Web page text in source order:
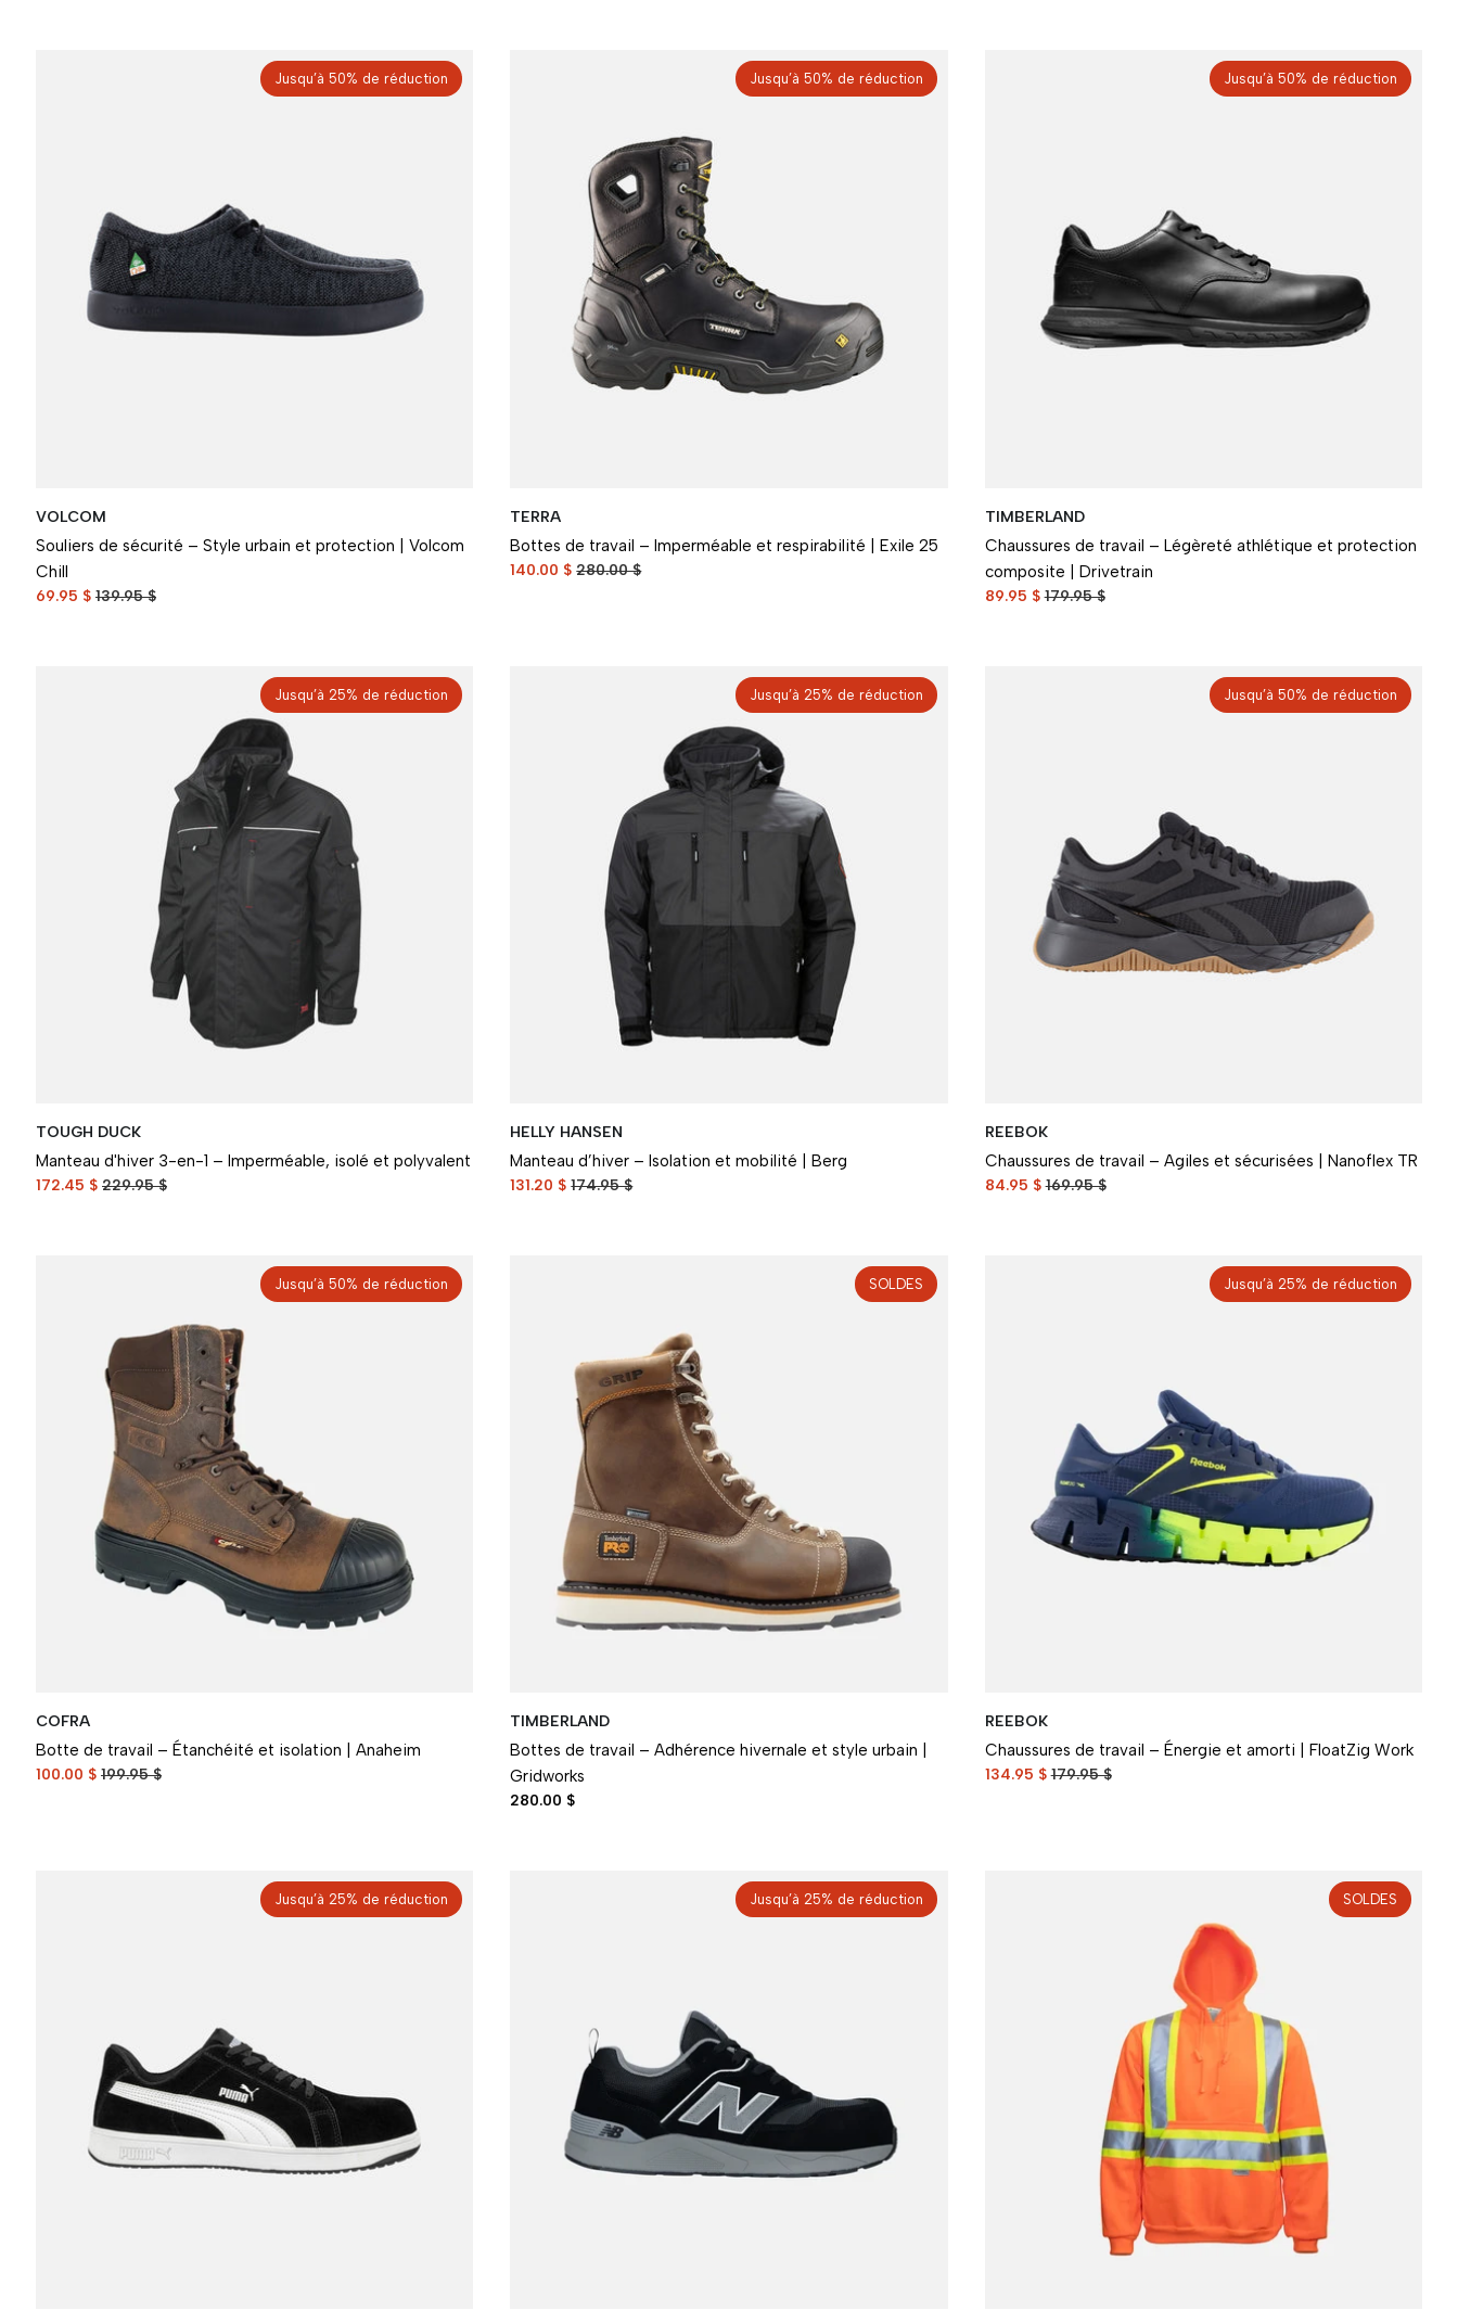
Jusqu’à 50% de réduction
VOLCOM
Souliers de sécurité – Style urbain et protection | Volcom
Chill
69.95 $ 139.95 $
Jusqu’à 50% de réduction
TERRA
Bottes de travail – Imperméable et respirabilité | Exile 25
140.00 $ 280.00 $
Jusqu’à 50% de réduction
TIMBERLAND
Chaussures de travail – Légèreté athlétique et protection
composite | Drivetrain
89.95 $ 179.95 $
Jusqu’à 25% de réduction
TOUGH DUCK
Manteau d'hiver 3-en-1 – Imperméable, isolé et polyvalent
172.45 $ 229.95 $
Jusqu’à 25% de réduction
HELLY HANSEN
Manteau d’hiver – Isolation et mobilité | Berg
131.20 $ 174.95 $
Jusqu’à 50% de réduction
REEBOK
Chaussures de travail – Agiles et sécurisées | Nanoflex TR
84.95 $ 169.95 $
Jusqu’à 50% de réduction
COFRA
Botte de travail – Étanchéité et isolation | Anaheim
100.00 $ 199.95 $
SOLDES
TIMBERLAND
Bottes de travail – Adhérence hivernale et style urbain |
Gridworks
280.00 $
Jusqu’à 25% de réduction
REEBOK
Chaussures de travail – Énergie et amorti | FloatZig Work
134.95 $ 179.95 $
Jusqu’à 25% de réduction Jusqu’à 25% de réduction SOLDES